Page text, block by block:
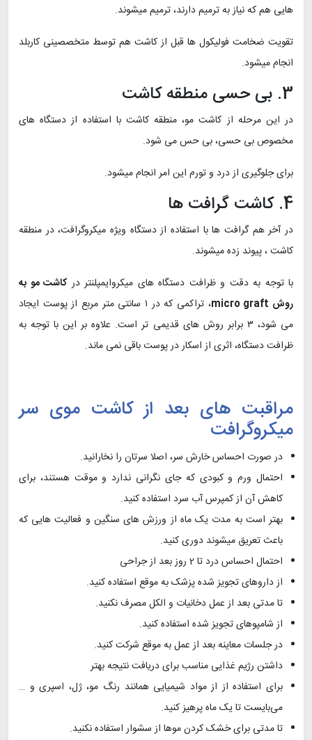
هایی هم که نیاز به ترمیم دارند، ترمیم میشوند.
تقویت ضخامت فولیکول ها قبل از کاشت هم توسط متخصصینی کاربلد
انجام میشود.
3. بی حسی منطقه کاشت
در این مرحله از کاشت مو، منطقه کاشت با استفاده از دستگاه های
مخصوص بی حسی، بی حس می شود.
برای جلوگیری از درد و تورم این امر انجام میشود.
4. کاشت گرافت ها
در آخر هم گرافت ها با استفاده از دستگاه ویژه میکروگرافت، در منطقه
کاشت ، پیوند زده میشوند.
با توجه به دقت و ظرافت دستگاه های میکروایمپلنتر درکاشت مو به
روش micro graft
، تراکمی که در ۱ سانتی متر مربع از پوست ایجاد
می شود، ۳ برابر روش های قدیمی تر است. علاوه بر این با توجه به
ظرافت دستگاه، اثری از اسکار در پوست باقی نمی ماند.
مراقبت های بعد از کاشت موی سر
میکروگرافت
در صورت احساس خارش سر، اصلا سرتان را نخارانید.
احتمال ورم و کبودی که جای نگرانی ندارد و موقت هستند، برای
کاهش آن از کمپرس آب سرد استفاده کنید.
بهتر است به مدت یک ماه از ورزش های سنگین و فعالیت هایی که
باعث تعریق میشوند دوری کنید.
احتمال احساس درد تا 2 روز بعد از جراحی
از داروهای تجویز شده پزشک به موقع استفاده کنید.
تا مدتی بعد از عمل دخانیات و الکل مصرف نکنید.
از شامپوهای تجویز شده استفاده کنید.
در جلسات معاینه بعد از عمل به موقع شرکت کنید.
داشتن رژیم غذایی مناسب برای دریافت نتیجه بهتر
برای استفاده از از مواد شیمیایی همانند رنگ مو، ژل، اسپری و …
می‌بایست تا یک ماه پرهیز کنید.
تا مدتی برای خشک کردن موها از سشوار استفاده نکنید.